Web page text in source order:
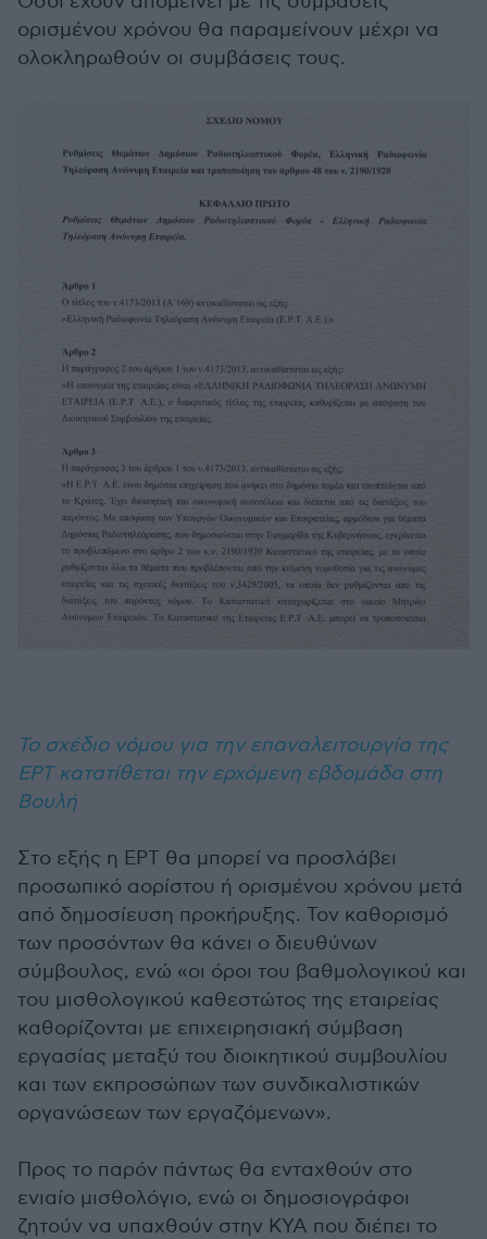
ορισμένου χρόνου θα παραμείνουν μέχρι να
ολοκληρωθούν οι συμβάσεις τους.
Το σχέδιο νόμου για την επαναλειτουργία της
ΕΡΤ κατατίθεται την ερχόμενη εβδομάδα στη
Βουλή
Στο εξής η ΕΡΤ θα μπορεί να προσλάβει
προσωπικό αορίστου ή ορισμένου χρόνου μετά
από δημοσίευση προκήρυξης. Τον καθορισμό
των προσόντων θα κάνει ο διευθύνων
σύμβουλος, ενώ «οι όροι του βαθμολογικού και
του μισθολογικού καθεστώτος της εταιρείας
καθορίζονται με επιχειρησιακή σύμβαση
εργασίας μεταξύ του διοικητικού συμβουλίου
και των εκπροσώπων των συνδικαλιστικών
οργανώσεων των εργαζόμενων».
Προς το παρόν πάντως θα ενταχθούν στο
ενιαίο μισθολόγιο, ενώ οι δημοσιογράφοι
ζητούν να υπαχθούν στην ΚΥΑ που διέπει το